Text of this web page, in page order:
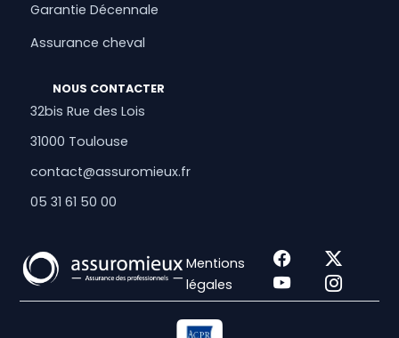
Garantie Décennale
Assurance cheval
NOUS CONTACTER
32bis Rue des Lois
31000 Toulouse
contact@assuromieux.fr
05 31 61 50 00
Mentions
légales